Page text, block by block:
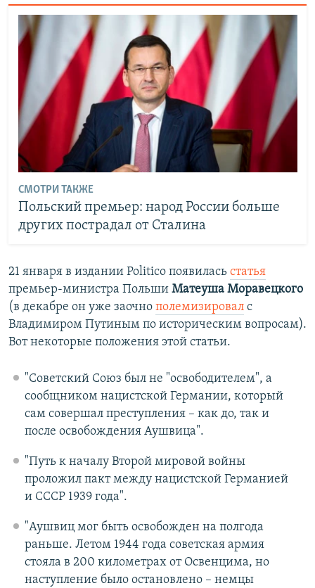
СМОТРИ ТАКЖЕ
Польский премьер: народ России больше
других пострадал от Сталина
21 января в издании Politico появилась статья
премьер-министра Польши Матеуша Моравецкого
(в декабре он уже заочно полемизировал с
Владимиром Путиным по историческим вопросам).
Вот некоторые положения этой статьи.
"Советский Союз был не "освободителем", а
сообщником нацистской Германии, который
сам совершал преступления – как до, так и
после освобождения Аушвица".
"Путь к началу Второй мировой войны
проложил пакт между нацистской Германией
и СССР 1939 года".
"Аушвиц мог быть освобожден на полгода
раньше. Летом 1944 года советская армия
стояла в 200 километрах от Освенцима, но
наступление было остановлено – немцы